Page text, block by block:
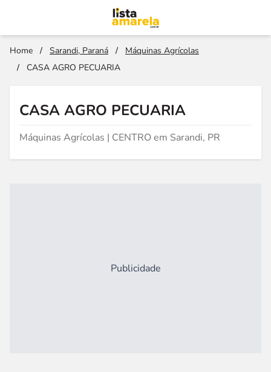
Home / Sarandi, Paraná /
Máquinas Agrícolas
/
CASA AGRO PECUARIA
CASA AGRO PECUARIA
Máquinas Agrícolas | CENTRO em Sarandi, PR
Publicidade